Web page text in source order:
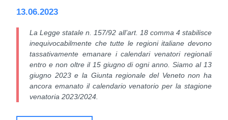
13.06.2023
La Legge statale n. 157/92 all’art. 18 comma 4 stabilisce
inequivocabilmente che tutte le regioni italiane devono
tassativamente emanare i calendari venatori regionali
entro e non oltre il 15 giugno di ogni anno.Siamo al 13
giugno 2023 e la Giunta regionale del Veneto non ha
ancora emanato il calendario venatorio per la stagione
venatoria 2023/2024.